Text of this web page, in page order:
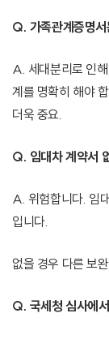
Q. 가족관계증명
A. 세대분리로 인
계를 명확히 해야
더욱 중요.
Q. 임대차 계약서
A. 위험합니다. 임
입니다.
없을 경우 다른 보
Q. 국세청 심사에